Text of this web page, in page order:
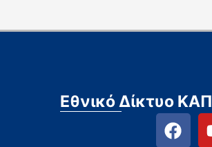
Εθνικό Δίκτυο ΚΑΠ